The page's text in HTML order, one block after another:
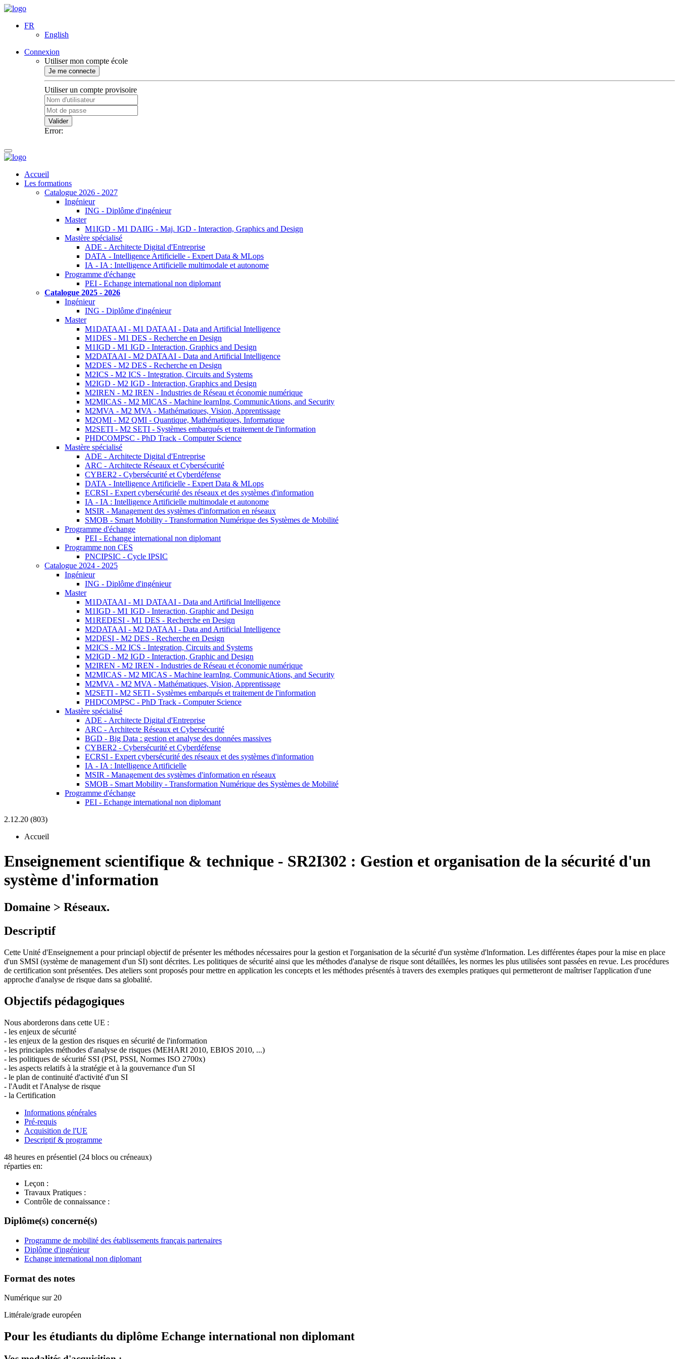
FR
English
Connexion
Utiliser mon compte école
Je me connecte
Utiliser un compte provisoire
Valider
Error:
Accueil
Les formations
Catalogue 2026 - 2027
Ingénieur
ING - Diplôme d'ingénieur
Master
M1IGD - M1 DAIIG - Maj. IGD - Interaction, Graphics and Design
Mastère spécialisé
ADE - Architecte Digital d'Entreprise
DATA - Intelligence Artificielle - Expert Data & MLops
IA - IA : Intelligence Artificielle multimodale et autonome
Programme d'échange
PEI - Echange international non diplomant
Catalogue 2025 - 2026
Ingénieur
ING - Diplôme d'ingénieur
Master
M1DATAAI - M1 DATAAI - Data and Artificial Intelligence
M1DES - M1 DES - Recherche en Design
M1IGD - M1 IGD - Interaction, Graphics and Design
M2DATAAI - M2 DATAAI - Data and Artificial Intelligence
M2DES - M2 DES - Recherche en Design
M2ICS - M2 ICS - Integration, Circuits and Systems
M2IGD - M2 IGD - Interaction, Graphics and Design
M2IREN - M2 IREN - Industries de Réseau et économie numérique
M2MICAS - M2 MICAS - Machine learnIng, CommunicAtions, and Security
M2MVA - M2 MVA - Mathématiques, Vision, Apprentissage
M2QMI - M2 QMI - Quantique, Mathématiques, Informatique
M2SETI - M2 SETI - Systèmes embarqués et traitement de l'information
PHDCOMPSC - PhD Track - Computer Science
Mastère spécialisé
ADE - Architecte Digital d'Entreprise
ARC - Architecte Réseaux et Cybersécurité
CYBER2 - Cybersécurité et Cyberdéfense
DATA - Intelligence Artificielle - Expert Data & MLops
ECRSI - Expert cybersécurité des réseaux et des systèmes d'information
IA - IA : Intelligence Artificielle multimodale et autonome
MSIR - Management des systèmes d'information en réseaux
SMOB - Smart Mobility - Transformation Numérique des Systèmes de Mobilité
Programme d'échange
PEI - Echange international non diplomant
Programme non CES
PNCIPSIC - Cycle IPSIC
Catalogue 2024 - 2025
Ingénieur
ING - Diplôme d'ingénieur
Master
M1DATAAI - M1 DATAAI - Data and Artificial Intelligence
M1IGD - M1 IGD - Interaction, Graphic and Design
M1REDESI - M1 DES - Recherche en Design
M2DATAAI - M2 DATAAI - Data and Artificial Intelligence
M2DESI - M2 DES - Recherche en Design
M2ICS - M2 ICS - Integration, Circuits and Systems
M2IGD - M2 IGD - Interaction, Graphic and Design
M2IREN - M2 IREN - Industries de Réseau et économie numérique
M2MICAS - M2 MICAS - Machine learnIng, CommunicAtions, and Security
M2MVA - M2 MVA - Mathématiques, Vision, Apprentissage
M2SETI - M2 SETI - Systèmes embarqués et traitement de l'information
PHDCOMPSC - PhD Track - Computer Science
Mastère spécialisé
ADE - Architecte Digital d'Entreprise
ARC - Architecte Réseaux et Cybersécurité
BGD - Big Data : gestion et analyse des données massives
CYBER2 - Cybersécurité et Cyberdéfense
ECRSI - Expert cybersécurité des réseaux et des systèmes d'information
IA - IA : Intelligence Artificielle
MSIR - Management des systèmes d'information en réseaux
SMOB - Smart Mobility - Transformation Numérique des Systèmes de Mobilité
Programme d'échange
PEI - Echange international non diplomant
2.12.20 (803)
Accueil
Enseignement scientifique & technique - SR2I302 : Gestion et organisation de la sécurité d'un
système d'information
Domaine > Réseaux.
Descriptif
Cette Unité d'Enseignement a pour princiapl objectif de présenter les méthodes nécessaires pour la gestion et l'organisation de la sécurité d'un système d'lnformation. Les différentes étapes pour la mise en place
d'un SMSI (système de management d'un SI) sont décrites. Les politiques de sécurité ainsi que les méthodes d'analyse de risque sont détaillées, les normes les plus utilisées sont passées en revue. Les procédures
de certification sont présentées. Des ateliers sont proposés pour mettre en application les concepts et les méthodes présentés à travers des exemples pratiques qui permetteront de maîtriser l'application d'une
approche d'analyse de risque dans sa globalité.
Objectifs pédagogiques
Nous aborderons dans cette UE :
- les enjeux de sécurité
- les enjeux de la gestion des risques en sécurité de l'information
- les princiaples méthodes d'analyse de risques (MEHARI 2010, EBIOS 2010, ...)
- les politiques de sécurité SSI (PSI, PSSI, Normes ISO 2700x)
- les aspects relatifs à la stratégie et à la gouvernance d'un SI
- le plan de continuité d'activité d'un SI
- l'Audit et l'Analyse de risque
- la Certification
Informations générales
Pré-requis
Acquisition de l'UE
Descriptif & programme
48 heures en présentiel (24 blocs ou créneaux)
réparties en:
Leçon :
Travaux Pratiques :
Contrôle de connaissance :
Diplôme(s) concerné(s)
Programme de mobilité des établissements français partenaires
Diplôme d'ingénieur
Echange international non diplomant
Format des notes
Numérique sur 20
Littérale/grade européen
Pour les étudiants du diplôme Echange international non diplomant